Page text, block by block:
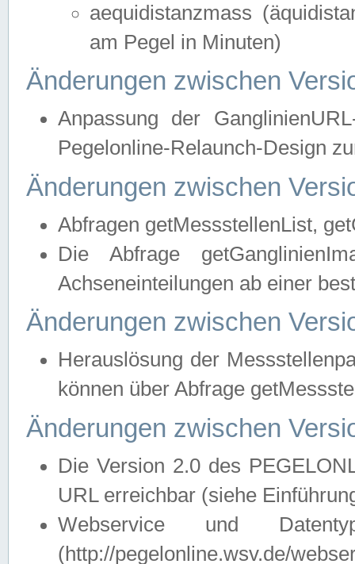
aequidistanzmass
am Pegel in Minuten)
Änderungen zwischen
Anpassung der
Pegelonline-Relaunch-Design
Änderungen zwischen
Abfragen getMessstellenList,
Die Abfrage
Achseneinteilungen ab einer
Änderungen zwischen
Herauslösung der
können über Abfrage
Änderungen zwischen
Die Version 2.0 des
URL erreichbar (siehe
Webservice und
(http://pegelonline.wsv.de/